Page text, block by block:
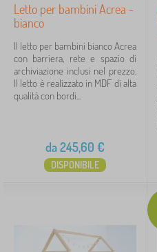
Letto per bambini Acrea -
bianco
Il letto per bambini bianco Acrea
con barriera, rete e spazio di
archiviazione inclusi nel prezzo.
Il letto è realizzato in MDF di alta
qualità con bordi...
da245,60 €
DISPONIBILE